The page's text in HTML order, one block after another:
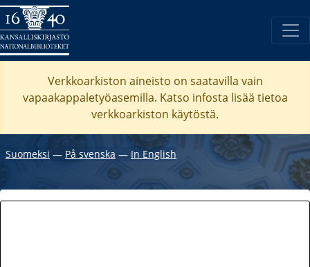
Verkkoarkiston aineisto on saatavilla vain
vapaakappaletyöasemilla. Katso infosta lisää tietoa
verkkoarkiston käytöstä.
Suomeksi ― På svenska ― In English